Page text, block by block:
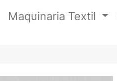
Maquinaria Textil